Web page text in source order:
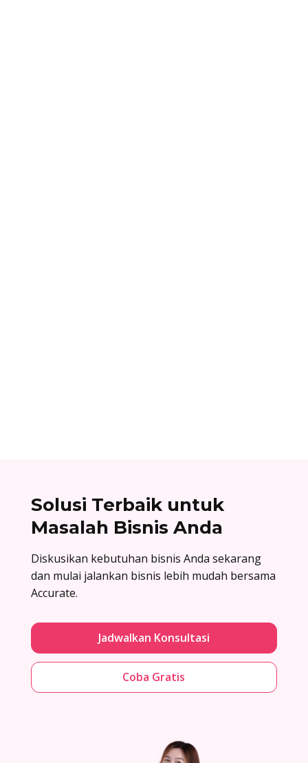
Solusi Terbaik untuk
Masalah Bisnis Anda
Diskusikan kebutuhan bisnis Anda sekarang
dan mulai jalankan bisnis lebih mudah bersama
Accurate.
Jadwalkan Konsultasi
Coba Gratis